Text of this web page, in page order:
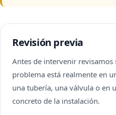
Revisión previa
Antes de intervenir revisamos
problema está realmente en
una tubería, una válvula o en
concreto de la instalación.